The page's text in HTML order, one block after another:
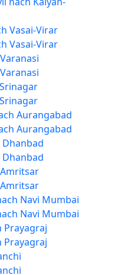
Vasai-Virar
Vasai-Virar
Aurangabad
Aurangabad
Navi Mumbai
Navi Mumbai
Prayagraj
Prayagraj